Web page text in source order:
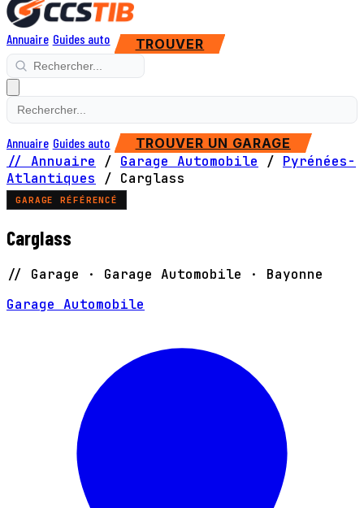
Annuaire Guides auto TROUVER
Annuaire Guides auto TROUVER UN GARAGE
// Annuaire / Garage Automobile / Pyrénées-
Atlantiques
/ Carglass
GARAGE RÉFÉRENCÉ
Carglass
// Garage · Garage Automobile · Bayonne
Garage Automobile